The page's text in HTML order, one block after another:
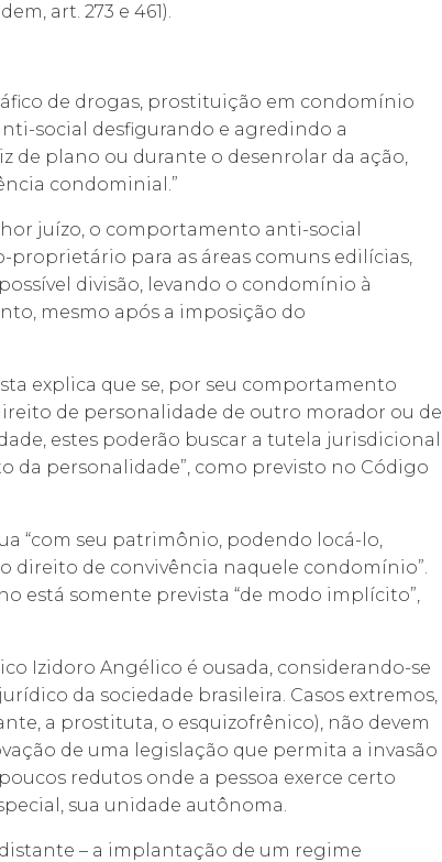
art. 273 e 461).
de drogas, prostituição em condomínio
social desfigurando e agredindo a
de plano ou durante o desenrolar da ação,
condominial.”
juízo, o comportamento anti-social
proprietário para as áreas comuns edilícias,
divisão, levando o condomínio à
mesmo após a imposição do
explica que se, por seu comportamento
de personalidade de outro morador ou de
estes poderão buscar a tutela jurisdicional
da personalidade”, como previsto no Código
“com seu patrimônio, podendo locá-lo,
direito de convivência naquele condomínio”.
está somente prevista “de modo implícito”,
Izidoro Angélico é ousada, considerando-se
da sociedade brasileira. Casos extremos,
a prostituta, o esquizofrênico), não devem
de uma legislação que permita a invasão
redutos onde a pessoa exerce certo
sua unidade autônoma.
– a implantação de um regime